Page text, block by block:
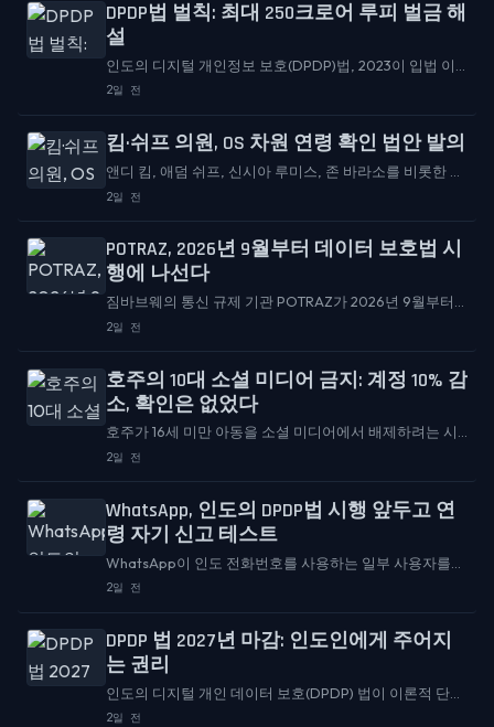
DPDP법 벌칙: 최대 250크로어 루피 벌금 해
설
인도의 디지털 개인정보 보호(DPDP)법, 2023이 입법 이
론에서 현실로 옮겨졌으며, 이를 위반할 경우의 금전적 결
2일 전
킴·쉬프 의원, OS 차원 연령 확인 법안 발의
앤디 킴, 애덤 쉬프, 신시아 루미스, 존 바라소를 비롯한 초
당파 상원 의원들이 '디지털 연령 보증법'을 발의했다. 이
2일 전
POTRAZ, 2026년 9월부터 데이터 보호법 시
행에 나선다
짐바브웨의 통신 규제 기관 POTRAZ가 2026년 9월부터
데이터 보호법을 적극적으로 단속하기 시작할 것이라고
과 함께 다루어졌다.
2일 전
호주의 10대 소셜 미디어 금지: 계정 10% 감
소, 확인은 없었다
호주가 16세 미만 아동을 소셜 미디어에서 배제하려는 시
도가 이상한 결과를 낳고 있다. 아이들의 계정은 줄었지만,
2일 전
WhatsApp, 인도의 DPDP법 시행 앞두고 연
령 자기 신고 테스트
WhatsApp이 인도 전화번호를 사용하는 일부 사용자를
대상으로 연령 자기 신고 기능 테스트를 시작했으며, 일부
2일 전
DPDP 법 2027년 마감: 인도인에게 주어지
는 권리
인도의 디지털 개인 데이터 보호(DPDP) 법이 이론적 단계
를 넘어섰습니다. 대부분의 조항이 2027년 5월까지 시행
2일 전